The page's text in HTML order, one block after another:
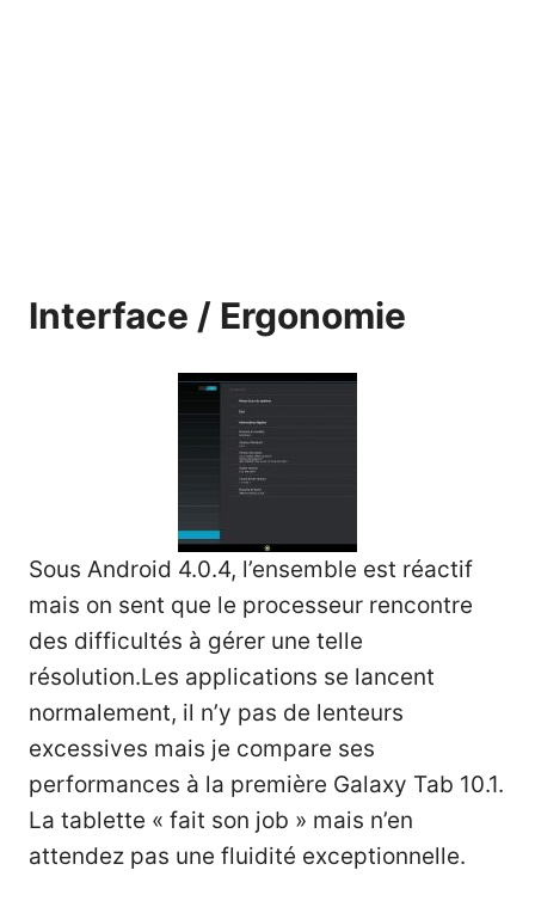
Interface / Ergonomie
Sous Android 4.0.4, l’ensemble est réactif
mais on sent que le processeur rencontre
des difficultés à gérer une telle
résolution.Les applications se lancent
normalement, il n’y pas de lenteurs
excessives mais je compare ses
performances à la première Galaxy Tab 10.1.
La tablette « fait son job » mais n’en
attendez pas une fluidité exceptionnelle.